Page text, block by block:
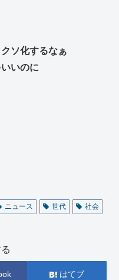
ソ化するなぁ
いのに
ニュース 世代
社会
はてブ